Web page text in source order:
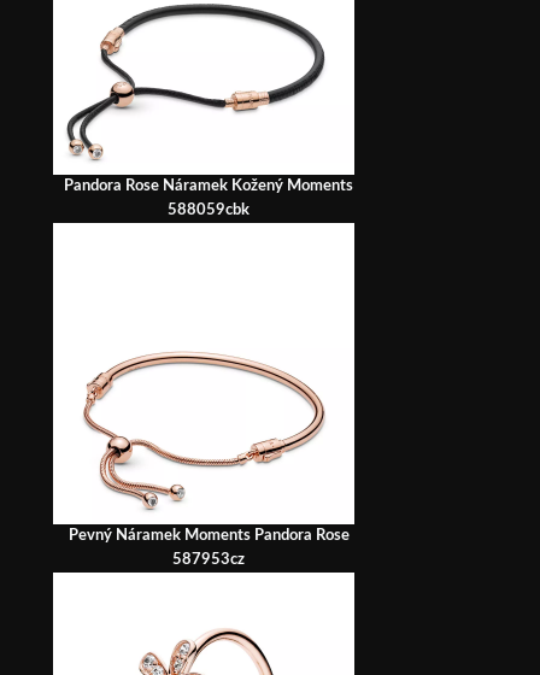
Pandora Rose Náramek Kožený Moments
588059cbk
Pevný Náramek Moments Pandora Rose
587953cz